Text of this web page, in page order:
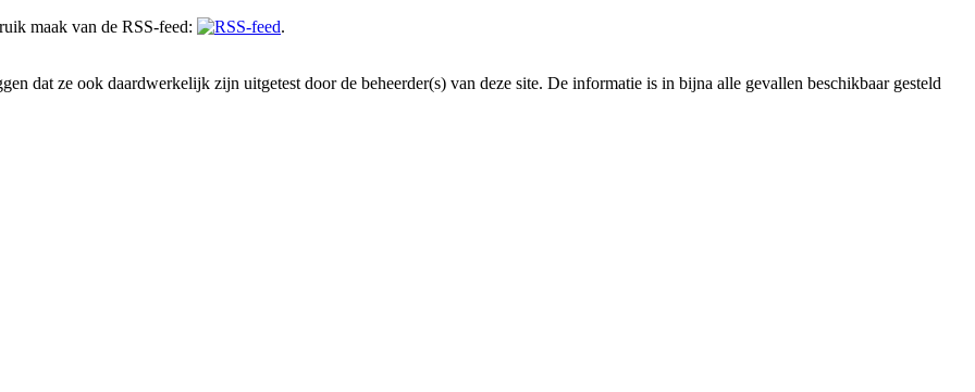
maak van de RSS-feed:
.
dat ze ook daardwerkelijk zijn uitgetest door de beheerder(s) van deze site. De informatie is in bijna alle gevallen beschikbaar gesteld